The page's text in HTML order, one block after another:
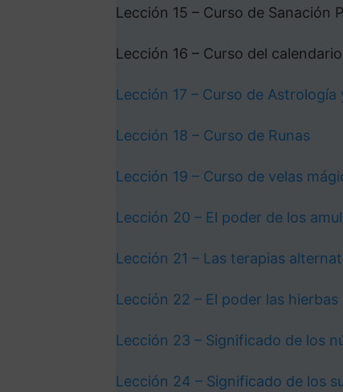
Lección 15 – Curso de Sanación
Lección 16 – Curso del
Lección 17 – Curso de
Lección 18 – Curso de Runas
Lección 19 – Curso de velas
Lección 20 – El poder de los
Lección 21 – Las terapias
Lección 22 – El poder las
Lección 23 – Significado de los
Lección 24 – Significado de los